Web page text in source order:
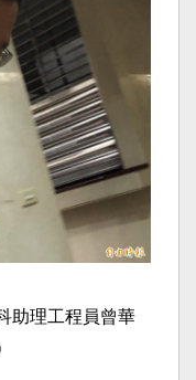
助理工程員曾華